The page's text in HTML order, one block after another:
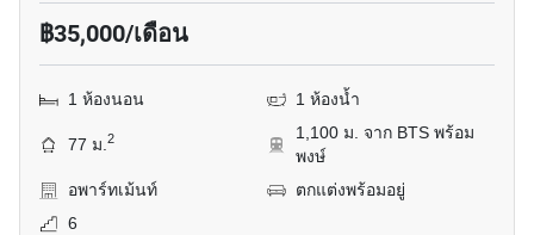
฿35,000/เดือน
1 ห้องนอน 1 ห้องน้ำ
77 ม.2
1,100 ม. จาก BTS พร้อม
พงษ์
อพาร์ทเม้นท์
ตกแต่งพร้อมอยู่
6